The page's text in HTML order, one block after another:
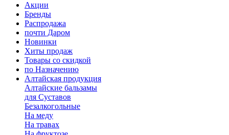
Акции
Бренды
Распродажа
почти Даром
Новинки
Хиты продаж
Товары со скидкой
по Назначению
Алтайская продукция
Алтайские бальзамы
для Суставов
Безалкогольные
На меду
На травах